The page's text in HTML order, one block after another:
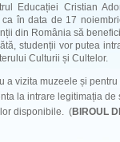
Educației Cristian
ca în data de 17
din România să
studenții vor putea
Culturii și Cultelor.
a vizita muzeele și
la intrare legitimația de
disponibile. (BIROUL